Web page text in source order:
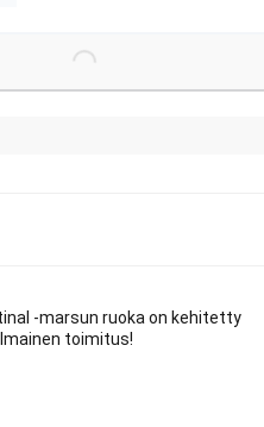
-marsun ruoka on kehitetty
toimitus!
Loading...